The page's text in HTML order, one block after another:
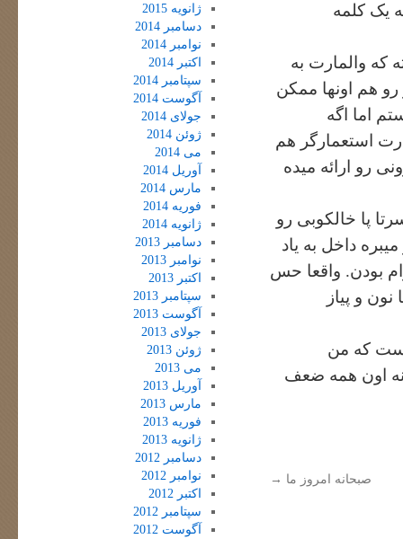
یک کلمه
که والمارت به
هم اونها ممکن
اما اگه
استعمارگر هم
رو ارائه میده
پا خالکوبی رو
داخل به یاد
بودن. واقعا حس
و پیاز
که من
اون همه ضعف
صبحانه امروز ما →
ژانویه 2015
دسامبر 2014
نوامبر 2014
اکتبر 2014
سپتامبر 2014
آگوست 2014
جولای 2014
ژوئن 2014
می 2014
آوریل 2014
مارس 2014
فوریه 2014
ژانویه 2014
دسامبر 2013
نوامبر 2013
اکتبر 2013
سپتامبر 2013
آگوست 2013
جولای 2013
ژوئن 2013
می 2013
آوریل 2013
مارس 2013
فوریه 2013
ژانویه 2013
دسامبر 2012
نوامبر 2012
اکتبر 2012
سپتامبر 2012
آگوست 2012